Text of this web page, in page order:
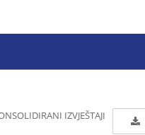
IZVJEŠTAJI